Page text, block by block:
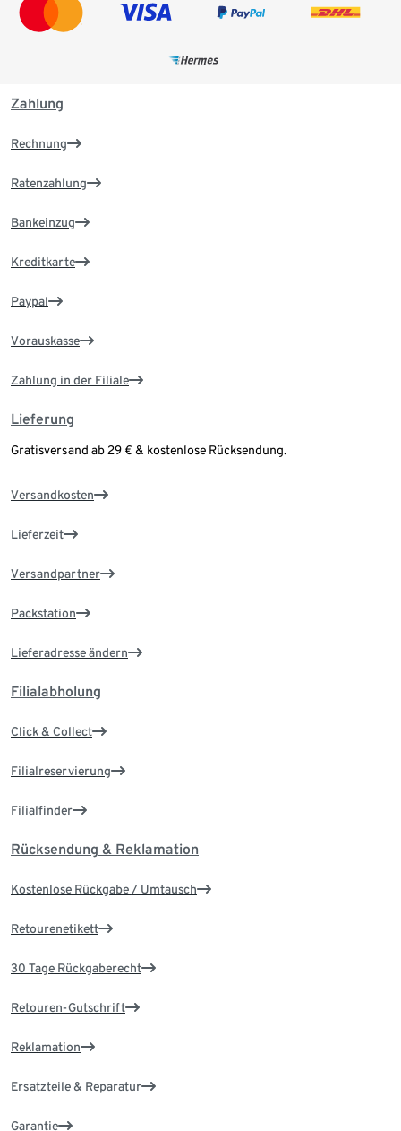
Zahlung
Rechnung
Ratenzahlung
Bankeinzug
Kreditkarte
Paypal
Vorauskasse
Zahlung in der Filiale
Lieferung
Gratisversand ab 29 € & kostenlose Rücksendung.
Versandkosten
Lieferzeit
Versandpartner
Packstation
Lieferadresse ändern
Filialabholung
Click & Collect
Filialreservierung
Filialfinder
Rücksendung & Reklamation
Kostenlose Rückgabe / Umtausch
Retourenetikett
30 Tage Rückgaberecht
Retouren-Gutschrift
Reklamation
Ersatzteile & Reparatur
Garantie